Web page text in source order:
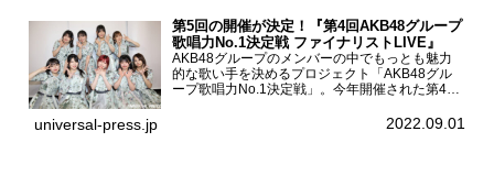
第5回の開催が決定！『第4回AKB48グループ
歌唱力No.1決定戦 ファイナリストLIVE』
AKB48グループのメンバーの中でもっとも魅力
的な歌い手を決めるプロジェクト「AKB48グル
ープ歌唱力No.1決定戦」。今年開催された第4回
る一夜限りのライブイベント「ファイナリスト
universal-press.jp 2022.09.01